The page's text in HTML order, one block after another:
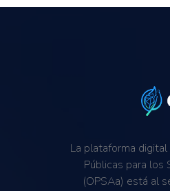
La plataforma
Públicas para los
(OPSAa) está al